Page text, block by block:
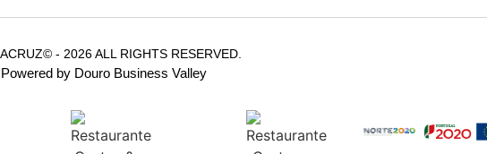
- 2026 ALL RIGHTS RESERVED.
Powered by Douro Business Valley